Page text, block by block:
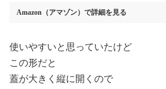
Amazon（アマゾン） で詳細を見る
使いやすいと思っていたけど
この形だと
蓋が大きく縦に開くので